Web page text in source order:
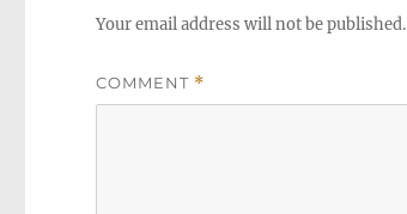
Your email address will not be published.
COMMENT *